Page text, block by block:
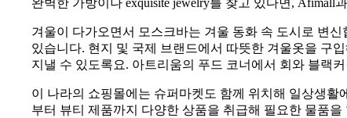
겨울이 다가오면서 모스크바는 겨울 동화 속 도시로 변
있습니다. 현지 및 국제 브랜드에서 따뜻한 겨울옷을 구
지낼 수 있도록요. 아트리움의 푸드 코너에서 회와 블랙
이 나라의 쇼핑몰에는 슈퍼마켓도 함께 위치해 일상생
부터 뷰티 제품까지 다양한 상품을 취급해 필요한 물품